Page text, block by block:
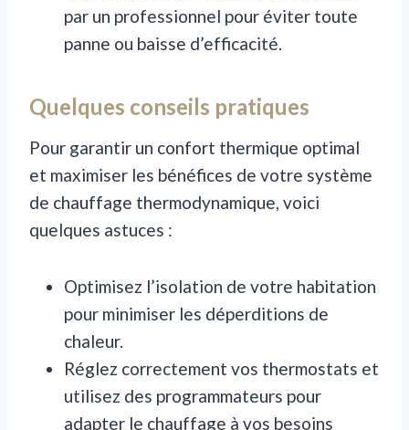
par un professionnel pour éviter toute
panne ou baisse d’efficacité.
Quelques conseils pratiques
Pour garantir un confort thermique optimal
et maximiser les bénéfices de votre système
de chauffage thermodynamique, voici
quelques astuces :
Optimisez l’isolation de votre habitation
pour minimiser les déperditions de
chaleur.
Réglez correctement vos thermostats et
utilisez des programmateurs pour
adapter le chauffage à vos besoins